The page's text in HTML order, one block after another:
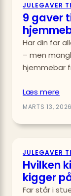
JULEGAVER
9 gaver
Har din far
– men
hjemmebar
Læs mere
MARTS 13, 2026
JULEGAVER
Hvilken
kigger
Far står i